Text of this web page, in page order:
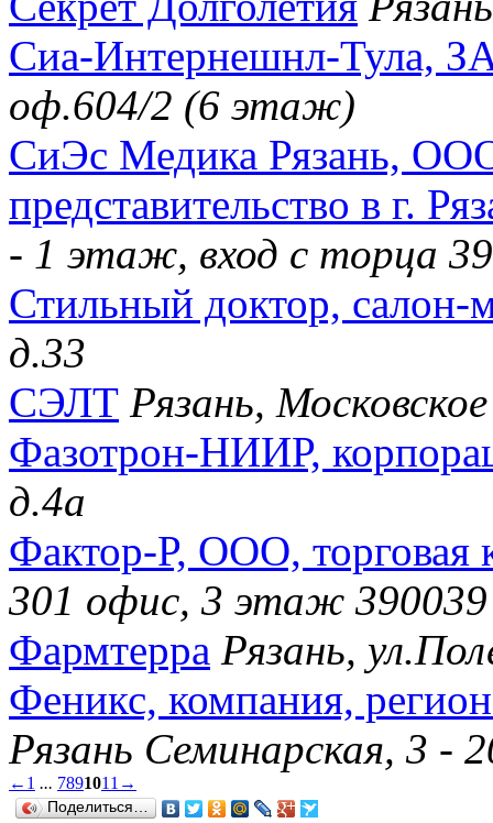
Сиа-Интернешнл-Тула,
оф.604/2 (6 этаж)
СиЭс Медика Рязань,
представительство в г.
- 1 этаж, вход с торца
Стильный доктор, салон-
д.33
СЭЛТ Рязань,
Фазотрон-НИИР,
д.4а
Фактор-Р, ООО, торговая
301 офис, 3 этаж 390039
Фармтерра Рязань,
Феникс, компания,
Рязань Семинарская, 3 -
← 1 ... 7891011 →
Поделиться…